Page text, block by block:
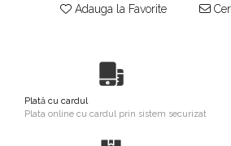
Adauga la Favorite
Plată cu cardul
Plata online cu cardul prin sistem securizat